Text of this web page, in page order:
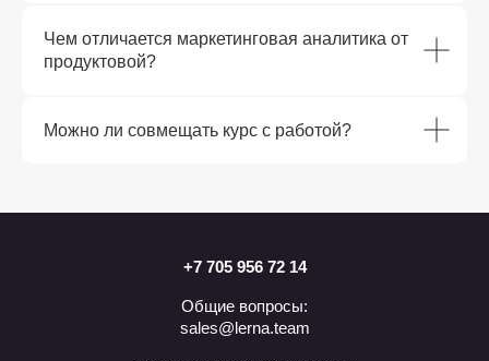
Чем отличается маркетинговая аналитика от
продуктовой?
Можно ли совмещать курс с работой?
+7 705 956 72 14
Общие вопросы:
sales@lerna.team